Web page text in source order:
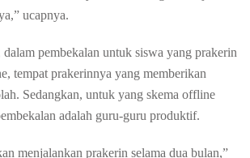
ucapnya.
pembekalan untuk siswa yang prakerin
tempat prakerinnya yang memberikan
Sedangkan, untuk yang skema offline
adalah guru-guru produktif.
menjalankan prakerin selama dua bulan,”